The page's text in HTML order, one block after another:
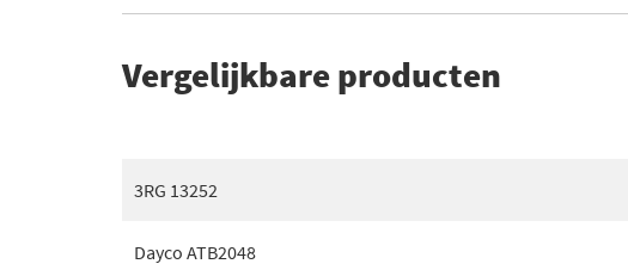
Vergelijkbare producten
3RG 13252
Dayco ATB2048